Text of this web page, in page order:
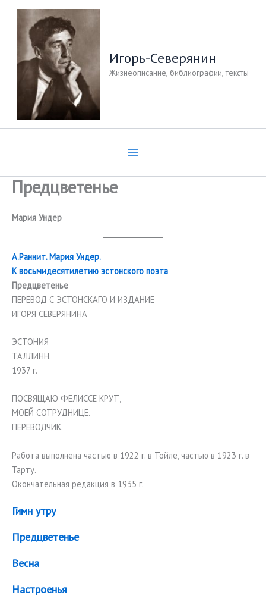
Перейти
содержимому
Игорь-Северянин
Жизнеописание, библиографии, тексты
Предцветенье
Мария Ундер
А.Раннит. Мария Ундер.
К восьмидесятилетию эстонского поэта
Предцветенье
ПЕРЕВОД С ЭСТОНСКАГО И ИЗДАНИЕ
ИГОРЯ СЕВЕРЯНИНА
ЭСТОНИЯ
ТАЛЛИНН.
1937 г.
ПОСВЯЩАЮ ФЕЛИССЕ КРУТ,
МОЕЙ СОТРУДНИЦЕ.
ПЕРЕВОДЧИК.
Работа выполнена частью в 1922 г. в Тойле, частью в 1923 г. в
Тарту.
Окончательная редакция в 1935 г.
Гимн утру
Предцветенье
Весна
Настроенья